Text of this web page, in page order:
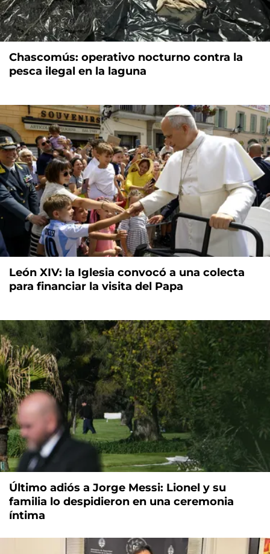
Chascomús: operativo nocturno contra la
pesca ilegal en la laguna
León XIV: la Iglesia convocó a una colecta
para financiar la visita del Papa
Último adiós a Jorge Messi: Lionel y su
familia lo despidieron en una ceremonia
íntima